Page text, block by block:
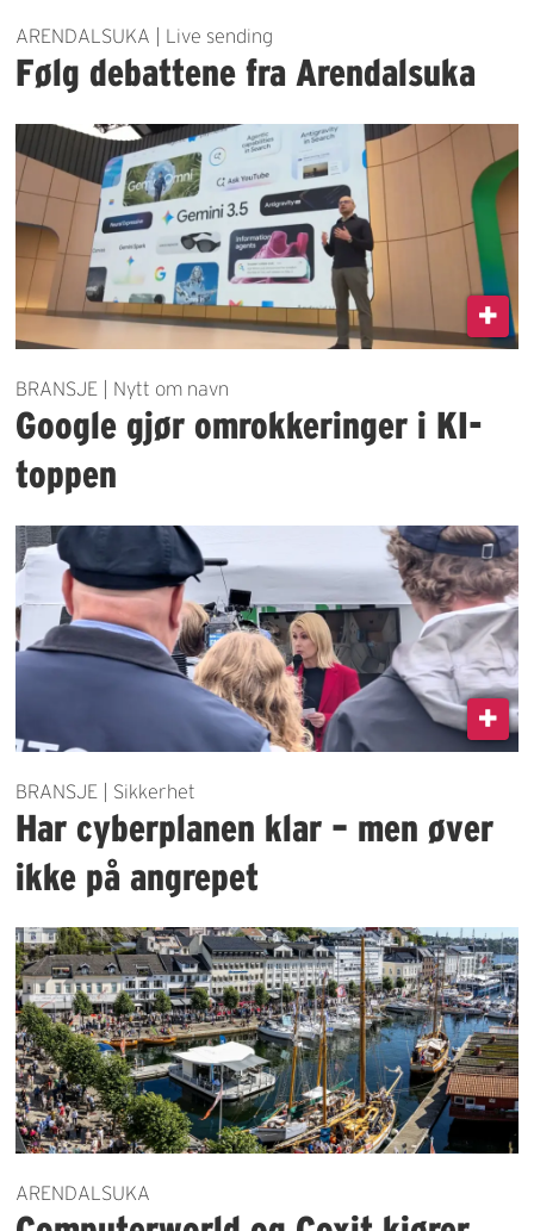
ARENDALSUKA | Live sending
Følg debattene fra Arendalsuka
BRANSJE | Nytt om navn
Google gjør omrokkeringer i KI-
toppen
BRANSJE | Sikkerhet
Har cyberplanen klar – men øver
ikke på angrepet
ARENDALSUKA